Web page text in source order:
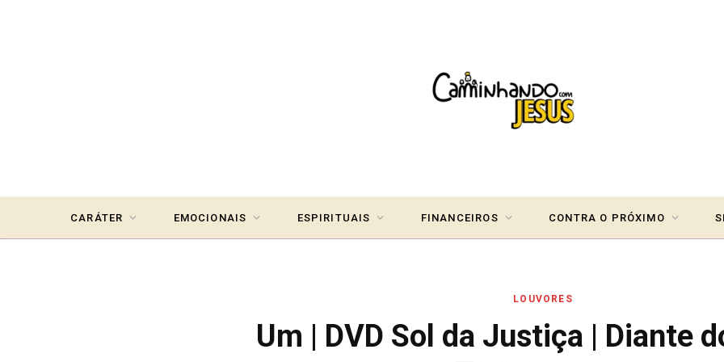
CARÁTER EMOCIONAIS ESPIRITUAIS FINANCEIROS CONTRA O PRÓXIMO
LOUVORES
Um | DVD Sol da Justiça | Diante